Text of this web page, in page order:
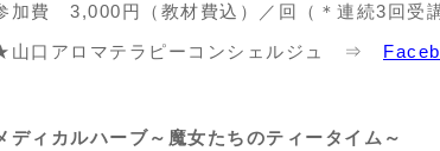
加費 3,000円（教材費込）／回（＊連続3回受
山口アロマテラピーコンシェルジュ ⇒
ディカルハーブ～魔女たちのティータイム～